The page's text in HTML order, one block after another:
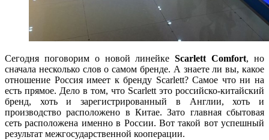
Сегодня поговорим о новой линейкеScarlett Comfort, но
сначала несколько слов о самом бренде. А знаете ли вы, какое
отношение Россия имеет к бренду Scarlett? Самое что ни на
есть прямое. Дело в том, что Scarlett это российско-китайский
бренд, хоть и зарегистрированный в Англии, хоть и
производство расположено в Китае. Зато главная сбытовая
сеть расположена именно в России. Вот такой вот успешный
результат межгосударственной кооперации.